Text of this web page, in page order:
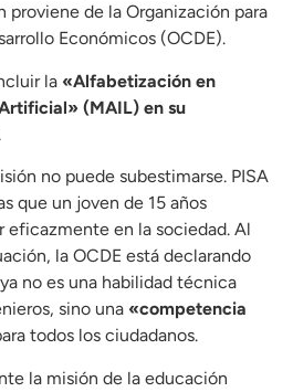
proviene de la Organización para
Económicos (OCDE).
la «Alfabetización en
(MAIL) en su
no puede subestimarse. PISA
que un joven de 15 años
eficazmente en la sociedad. Al
la OCDE está declarando
no es una habilidad técnica
sino una «competencia
todos los ciudadanos.
la misión de la educación